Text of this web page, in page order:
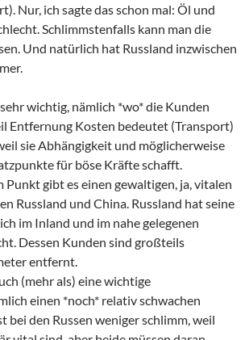
Nur, ich sagte das schon mal: Öl und
Schlimmstenfalls kann man die
Und natürlich hat Russland inzwischen
wichtig, nämlich *wo* die Kunden
Entfernung Kosten bedeutet (Transport)
sie Abhängigkeit und möglicherweise
für böse Kräfte schafft.
Punkt gibt es einen gewaltigen, ja, vitalen
Russland und China. Russland hat seine
im Inland und im nahe gelegenen
Dessen Kunden sind großteils
entfernt.
(mehr als) eine wichtige
einen *noch* relativ schwachen
bei den Russen weniger schlimm, weil